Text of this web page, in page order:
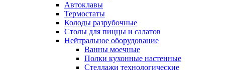
Автоклавы
Термостаты
Колоды разрубочные
Столы для пиццы и салатов
Нейтральное оборудование
Ванны моечные
Полки кухонные настенные
Стеллажи технологические